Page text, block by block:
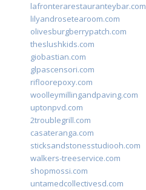
lafronterarestauranteybar.com
lilyandrosetearoom.com
olivesburgberrypatch.com
theslushkids.com
giobastian.com
glpascensori.com
rifloorepoxy.com
woolleymillingandpaving.com
uptonpvd.com
2troublegrill.com
casateranga.com
sticksandstonesstudiooh.com
walkers-treeservice.com
shopmossi.com
untamedcollectivesd.com